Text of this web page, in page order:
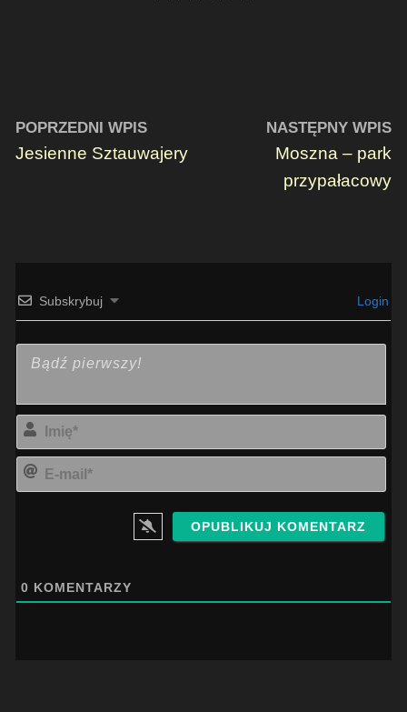
POPRZEDNI WPIS
Jesienne Sztauwajery
NASTĘPNY WPIS
Moszna – park
przypałacowy
Subskrybuj Login
0 KOMENTARZY